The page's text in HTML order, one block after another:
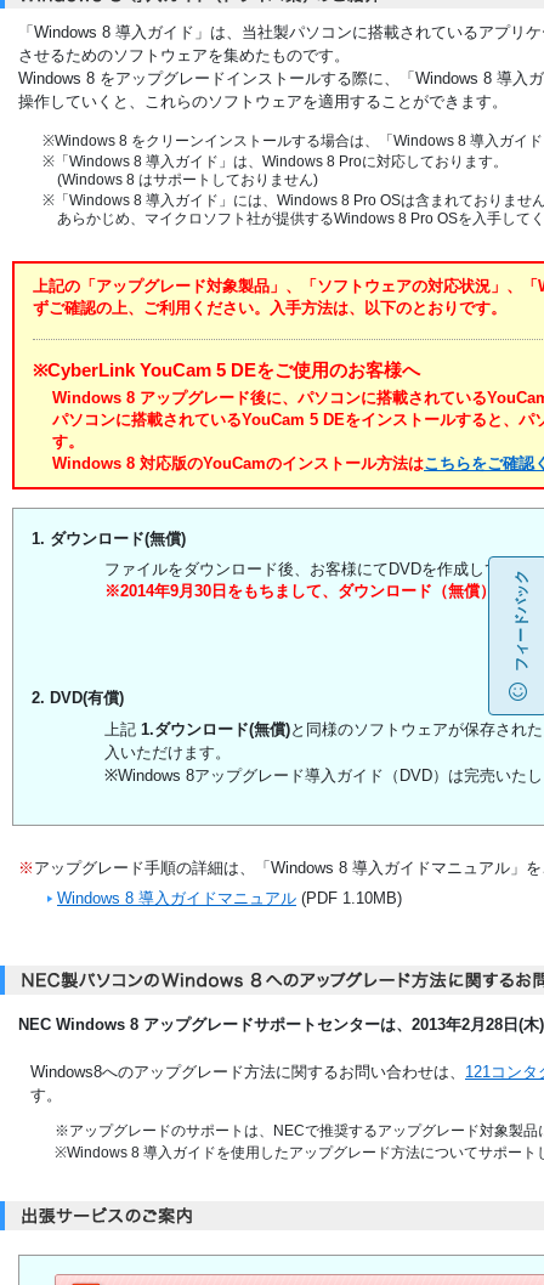
「Windows 8 導入ガイド」は、当社製パソコンに搭載されているアプリ
させるためのソフトウェアを集めたものです。
Windows 8 をアップグレードインストールする際に、「Windows 8 導入
操作していくと、これらのソフトウェアを適用することができます。
※Windows 8 をクリーンインストールする場合は、「Windows 8 導入ガイ
※「Windows 8 導入ガイド」は、Windows 8 Proに対応しております。
(Windows 8 はサポートしておりません)
※「Windows 8 導入ガイド」には、Windows 8 Pro OSは含まれておりませ
あらかじめ、マイクロソフト社が提供するWindows 8 Pro OSを入手して
上記の「アップグレード対象製品」、「ソフトウェアの対応状況」、
ずご確認の上、ご利用ください。入手方法は、以下のとおりです。
※CyberLink YouCam 5 DEをご使用のお客様へ
Windows 8 アップグレード後に、パソコンに搭載されている
パソコンに搭載されているYouCam 5 DEをインストールすると、パ
す。
Windows 8 対応版のYouCamのインストール方法はこちらをご確認
1. ダウンロード(無償)
ファイルをダウンロード後、お客様にてDVDを作成してご利
※2014年9月30日をもちまして、ダウンロード（無償）サー
2. DVD(有償)
上記 1.ダウンロード(無償)と同様のソフトウェアが保存され
入いただけます。
※Windows 8アップグレード導入ガイド（DVD）は完売いた
※ アップグレード手順の詳細は、「Windows 8 導入ガイドマニュアル」
Windows 8 導入ガイドマニュアル (PDF 1.10MB)
NEC Windows 8 アップグレードサポートセンターは、2013年2月28日(
Windows8へのアップグレード方法に関するお問い合わせは、 121コンタ
す。
※アップグレードのサポートは、NECで推奨するアップグレード対象製品
※Windows 8 導入ガイドを使用したアップグレード方法についてサポート
フィードバック